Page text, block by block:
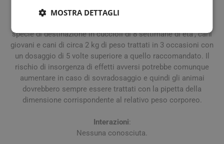
durante l'applicazione. Sovradosaggio: nessun effetto
specie di destinazione in cuccioli di 8 settimane di eta', cani
giovani e cani di circa 2 kg di peso trattati in 3 occasioni con
un dosaggio di 5 volte superiore a quello raccomandato. Il
rischio di insorgenza di effetti avversi potrebbe comunque
aumentare in caso di sovradosaggio e quindi gli animai
dovrebbero sempre essere trattati con la pipetta della
dimensione corrispondente al relativo peso corporeo.
Interazioni:
Nessuna conosciuta.
MOSTRA DETTAGLI